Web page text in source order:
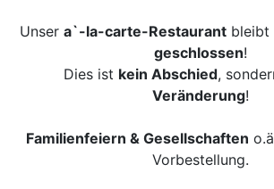
Unser a`-la-carte-Restaurant bleibt
geschlossen!
Dies ist kein Abschied,
Veränderung!
Familienfeiern & Gesellschaften
Vorbestellung.